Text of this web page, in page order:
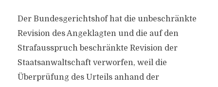
Der Bundesgerichtshof hat die unbeschränkte
Revision des Angeklagten und die auf den
Strafausspruch beschränkte Revision der
Staatsanwaltschaft verworfen, weil die
Überprüfung des Urteils anhand der